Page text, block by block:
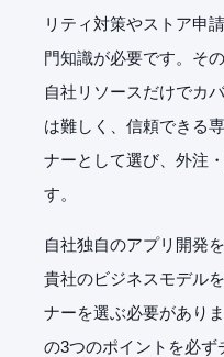
リティ対策やストア申
門知識が必要です。そ
自社リソースだけでカ
は難しく、信頼できる
ナーとして選び、外注
す。
自社独自のアプリ開発
貴社のビジネスモデル
ナーを選ぶ必要があり
の3つのポイントを必ず